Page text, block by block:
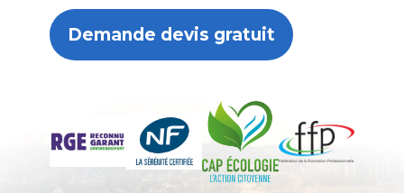
Demande devis gratuit